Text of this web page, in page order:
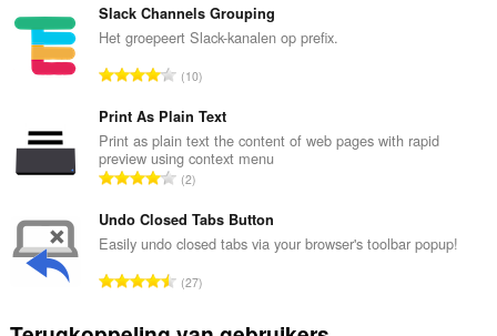
a
n
t
a
l
w
a
a
d
e
i
t
a
l
a
n
t
a
l
w
a
d
Slack Channels Grouping
Het groepeert Slack-kanalen op prefix.
T
t
a
a
l
a
n
t
a
10
Print As Plain Text
Print as plain text the content of web pages with rapid
preview using context menu
T
t
a
l
2
Undo Closed Tabs Button
Easily undo closed tabs via your browser's toolbar popup!
T27